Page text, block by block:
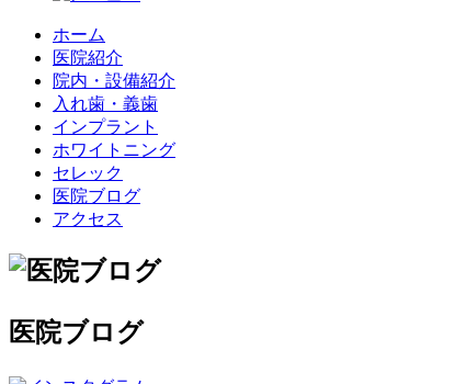
ホーム
医院紹介
院内・設備紹介
入れ歯・義歯
インプラント
ホワイトニング
セレック
医院ブログ
アクセス
医院ブログ